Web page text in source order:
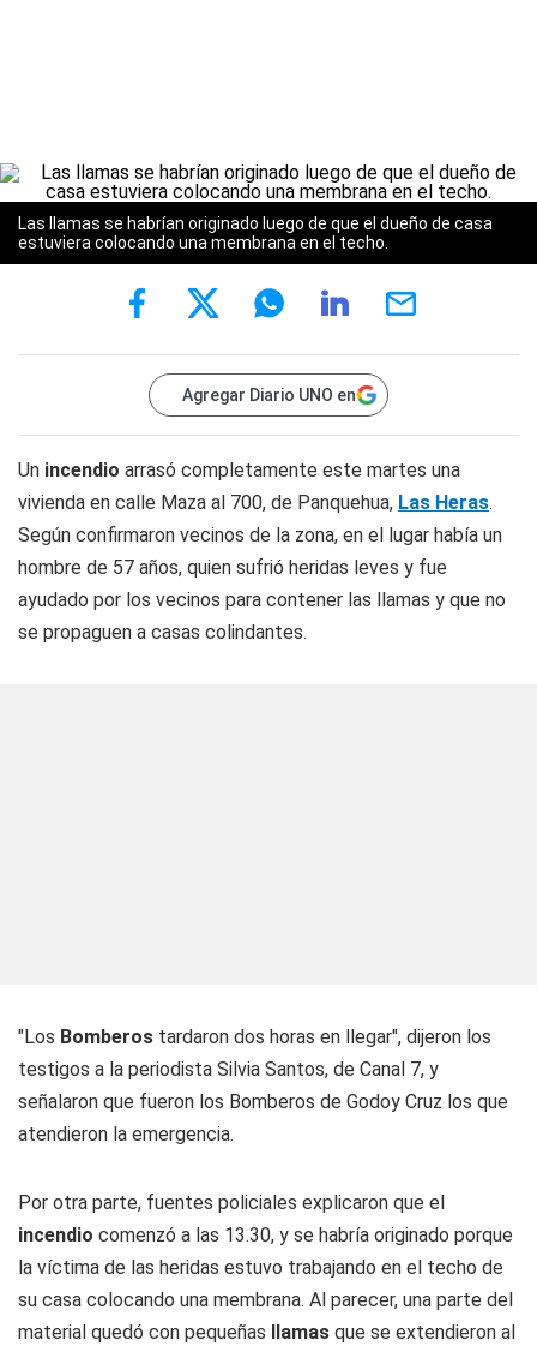
Las llamas se habrían originado luego de que el dueño de casa
estuviera colocando una membrana en el techo.
Agregar Diario UNO en
Un incendio arrasó completamente este martes una
vivienda en calle Maza al 700, de Panquehua, Las Heras.
Según confirmaron vecinos de la zona, en el lugar había un
hombre de 57 años, quien sufrió heridas leves y fue
ayudado por los vecinos para contener las llamas y que no
se propaguen a casas colindantes.
"Los Bomberos tardaron dos horas en llegar", dijeron los
testigos a la periodista Silvia Santos, de Canal 7, y
señalaron que fueron los Bomberos de Godoy Cruz los que
atendieron la emergencia.
Por otra parte, fuentes policiales explicaron que el
incendio comenzó a las 13.30, y se habría originado porque
la víctima de las heridas estuvo trabajando en el techo de
su casa colocando una membrana. Al parecer, una parte del
material quedó con pequeñas llamas que se extendieron al